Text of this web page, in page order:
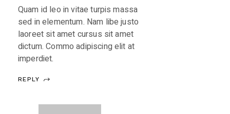
Quam id leo in vitae turpis massa
sed in elementum. Nam libe justo
laoreet sit amet cursus sit amet
dictum. Commo adipiscing elit at
imperdiet.
REPLY